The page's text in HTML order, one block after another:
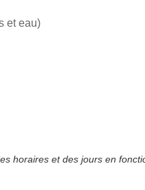
et eau)
horaires et des jours en